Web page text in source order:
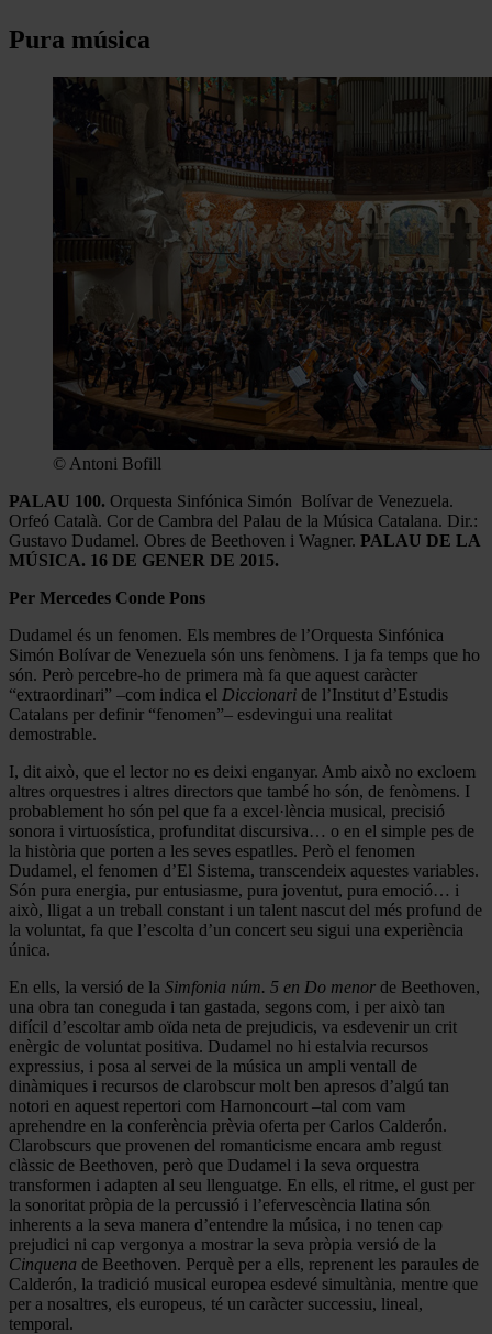
Pura música
© Antoni Bofill
PALAU 100. Orquesta Sinfónica Simón Bolívar de Venezuela.
Orfeó Català. Cor de Cambra del Palau de la Música Catalana. Dir.:
Gustavo Dudamel. Obres de Beethoven i Wagner. PALAU DE LA
MÚSICA. 16 DE GENER DE 2015.
Per Mercedes Conde Pons
Dudamel és un fenomen. Els membres de l’Orquesta Sinfónica
Simón Bolívar de Venezuela són uns fenòmens. I ja fa temps que ho
són. Però percebre-ho de primera mà fa que aquest caràcter
“extraordinari” –com indica el Diccionari de l’Institut d’Estudis
Catalans per definir “fenomen”– esdevingui una realitat
demostrable.
I, dit això, que el lector no es deixi enganyar. Amb això no excloem
altres orquestres i altres directors que també ho són, de fenòmens. I
probablement ho són pel que fa a excel·lència musical, precisió
sonora i virtuosística, profunditat discursiva… o en el simple pes de
la història que porten a les seves espatlles. Però el fenomen
Dudamel, el fenomen d’El Sistema, transcendeix aquestes variables.
Són pura energia, pur entusiasme, pura joventut, pura emoció… i
això, lligat a un treball constant i un talent nascut del més profund de
la voluntat, fa que l’escolta d’un concert seu sigui una experiència
única.
En ells, la versió de la Simfonia núm. 5 en Do menor de Beethoven,
una obra tan coneguda i tan gastada, segons com, i per això tan
difícil d’escoltar amb oïda neta de prejudicis, va esdevenir un crit
enèrgic de voluntat positiva. Dudamel no hi estalvia recursos
expressius, i posa al servei de la música un ampli ventall de
dinàmiques i recursos de clarobscur molt ben apresos d’algú tan
notori en aquest repertori com Harnoncourt –tal com vam
aprehendre en la conferència prèvia oferta per Carlos Calderón.
Clarobscurs que provenen del romanticisme encara amb regust
clàssic de Beethoven, però que Dudamel i la seva orquestra
transformen i adapten al seu llenguatge. En ells, el ritme, el gust per
la sonoritat pròpia de la percussió i l’efervescència llatina són
inherents a la seva manera d’entendre la música, i no tenen cap
prejudici ni cap vergonya a mostrar la seva pròpia versió de la
Cinquena de Beethoven. Perquè per a ells, reprenent les paraules de
Calderón, la tradició musical europea esdevé simultània, mentre que
per a nosaltres, els europeus, té un caràcter successiu, lineal,
temporal.